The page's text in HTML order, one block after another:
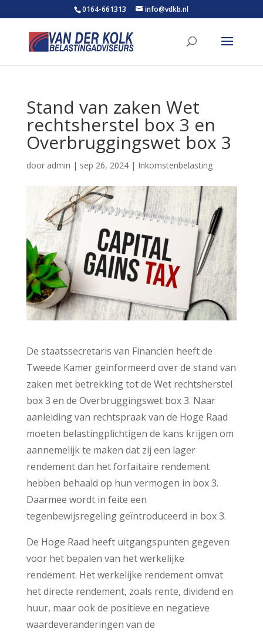
0164-661313 info@vdkb.nl
Stand van zaken Wet
rechtsherstel box 3 en
Overbruggingswet box 3
door admin | sep 26, 2024| Inkomstenbelasting
De staatssecretaris van Financiën heeft de
Tweede Kamer geïnformeerd over de stand van
zaken met betrekking tot de Wet rechtsherstel
box 3 en de Overbruggingswet box 3. Naar
aanleiding van rechtspraak van de Hoge Raad
moeten belastingplichtigen de kans krijgen om
aannemelijk te maken dat zij een lager
rendement dan het forfaitaire rendement
hebben behaald op hun vermogen in box 3.
Daarmee wordt in feite een
tegenbewijsregeling geïntroduceerd in box 3.
De Hoge Raad heeft uitgangspunten gegeven
voor het bepalen van het werkelijke
rendement. Het werkelijke rendement omvat
het directe rendement, zoals rente, dividend en
huur, maar ook de positieve en negatieve
waardeveranderingen van de